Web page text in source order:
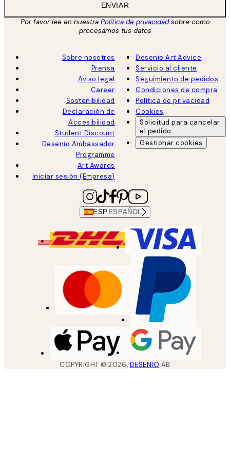
ENVIAR
Por favor lee en nuestra Política de privacidadsobre como
procesamos tus datos
Sobre nosotros
Prensa
Aviso legal
Career
Sostenibilidad
Declaración de
Accesibilidad
Student Discount
Desenio Ambassador
Programme
Art Awards
Iniciar sesión (Empresa)
Desenio Art Advice
Servicio al cliente
Seguimiento de pedidos
Condiciones de compra
Política de privacidad
Cookies
Solicitud para cancelar
el pedido
Gestionar cookies
ESP ESPAÑOL
COPYRIGHT ©2026, DESENIO AB